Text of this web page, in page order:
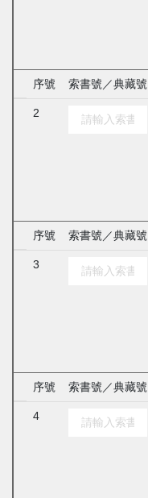
序號 索書號／典藏號
2
序號 索書號／典藏號
3
序號 索書號／典藏號
4